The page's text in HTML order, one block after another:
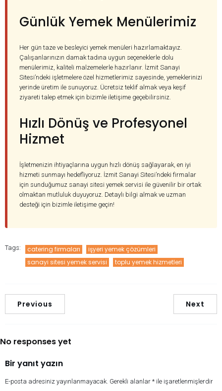
Günlük Yemek Menülerimiz
Her gün taze ve besleyici yemek menüleri hazırlamaktayız.
Çalışanlarınızın damak tadına uygun seçeneklerle dolu
menülerimiz, kaliteli malzemelerle hazırlanır. İzmit Sanayi
Sitesi’ndeki işletmelere özel hizmetlerimiz sayesinde, yemeklerinizi
yerinde üretim ile sunuyoruz. Ücretsiz teklif almak veya keşif
ziyareti talep etmek için bizimle iletişime geçebilirsiniz.
Hızlı Dönüş ve Profesyonel
Hizmet
İşletmenizin ihtiyaçlarına uygun hızlı dönüş sağlayarak, en iyi
hizmeti sunmayı hedefliyoruz. İzmit Sanayi Sitesi’ndeki firmalar
için sunduğumuz sanayi sitesi yemek servisi ile güvenilir bir ortak
olmaktan mutluluk duyuyoruz. Detaylı bilgi almak ve uzman
desteği için bizimle iletişime geçin!
Tags: catering firmaları
işyeri yemek çözümleri
sanayi sitesi yemek servisi
toplu yemek hizmetleri
Previous Next
No responses yet
Bir yanıt yazın
E-posta adresiniz yayınlanmayacak. Gerekli alanlar * ile işaretlenmişlerdir